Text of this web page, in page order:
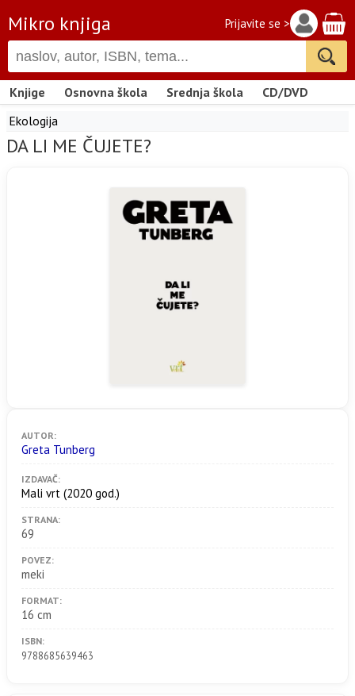
Mikro knjiga Prijavite se >
Knjige Osnovna škola Srednja škola
CD/DVD
Ekologija
DA LI ME ČUJETE?
AUTOR:
Greta Tunberg
IZDAVAČ:
Mali vrt (2020 god.)
STRANA:
69
POVEZ:
meki
FORMAT:
16 cm
ISBN:
9788685639463